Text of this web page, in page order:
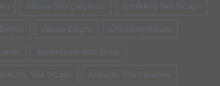
Yalova SEO Çalışması Çiftlikköy Site Dizayn
Yalova Bilişim Çiftlikköy Bilişim
Karamürsel Web Sitesi
Site Dizayn Armutlu Site Tasarımı